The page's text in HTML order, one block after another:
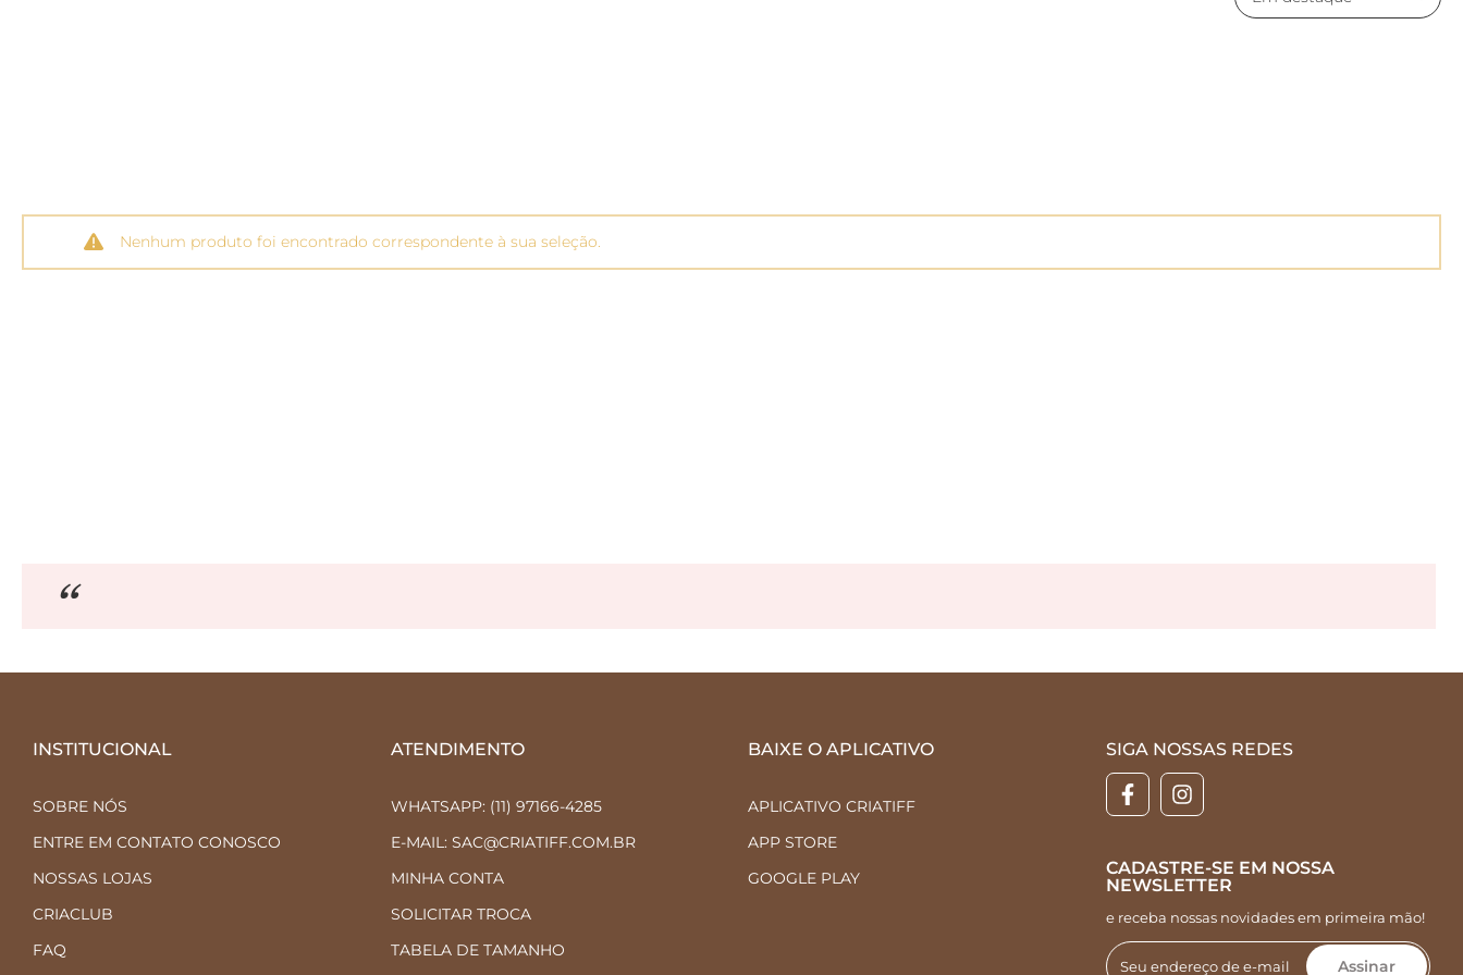
Nenhum produto foi encontrado correspondente à sua seleção.
INSTITUCIONAL
SOBRE NÓS
ENTRE EM CONTATO CONOSCO
NOSSAS LOJAS
CRIACLUB
FAQ
ATENDIMENTO
WHATSAPP: (11) 97166-4285
E-MAIL: SAC@CRIATIFF.COM.BR
MINHA CONTA
SOLICITAR TROCA
TABELA DE TAMANHO
BAIXE O APLICATIVO
APLICATIVO CRIATIFF
APP STORE
GOOGLE PLAY
SIGA NOSSAS REDES
CADASTRE-SE EM NOSSA
NEWSLETTER
e receba nossas novidades em primeira mão!
Assinar